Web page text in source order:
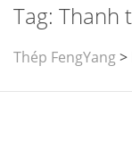
Tag: Thanh
Thép FengYang>